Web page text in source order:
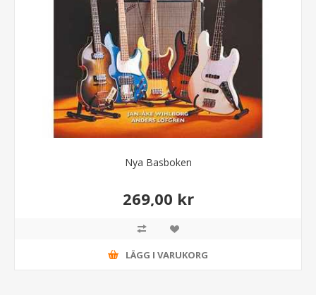
Nya Basboken
269,00 kr
LÄGG I VARUKORG